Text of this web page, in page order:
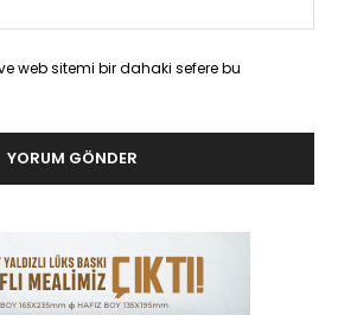
web sitemi bir dahaki sefere bu